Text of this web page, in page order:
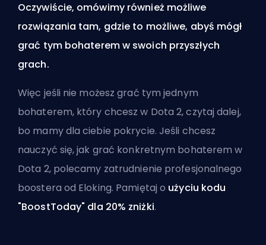
Oczywiście, omówimy również możliwe
rozwiązania tam, gdzie to możliwe, abyś mógł
grać tym bohaterem w swoich przyszłych
grach.
Więc jeśli nie możesz grać tym jednym
bohaterem, który chcesz w Dota 2, czytaj dalej,
bo mamy dla ciebie pokrycie. Jeśli chcesz
nauczyć się, jak grać konkretnym bohaterem w
Dota 2, polecamy zatrudnienie profesjonalnego
boostera od Eloking. Pamiętaj o użyciu kodu
"BoostToday" dla 20% zniżki.